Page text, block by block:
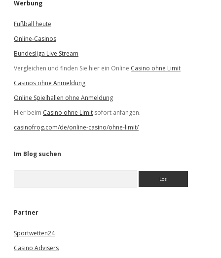
Werbung
Fußball heute
Online-Casinos
Bundesliga Live Stream
Vergleichen und finden Sie hier ein Online Casino ohne Limit
Casinos ohne Anmeldung
Online Spielhallen ohne Anmeldung
Hier beim Casino ohne Limit sofort anfangen.
casinofrog.com/de/online-casino/ohne-limit/
Im Blog suchen
e
Partner
Sportwetten24
Casino Advisers